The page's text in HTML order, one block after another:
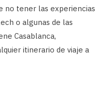
no tener las experiencias
o algunas de las
Casablanca,
itinerario de viaje a